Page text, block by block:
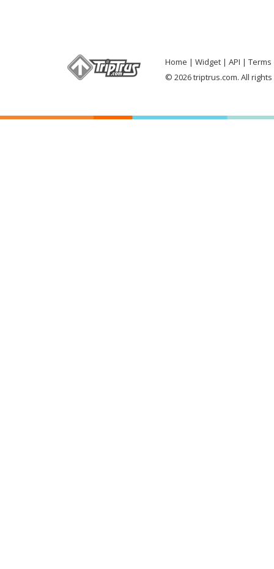
Home Widget API
Terms
© 2026 triptrus.com. All